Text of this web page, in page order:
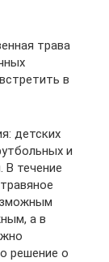
трава
в
детских
и
течение
а в
решение о